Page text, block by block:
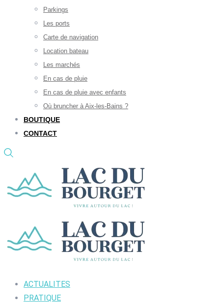
Parkings
Les ports
Carte de navigation
Location bateau
Les marchés
En cas de pluie
En cas de pluie avec enfants
Où bruncher à Aix-les-Bains ?
BOUTIQUE
CONTACT
ACTUALITES
PRATIQUE